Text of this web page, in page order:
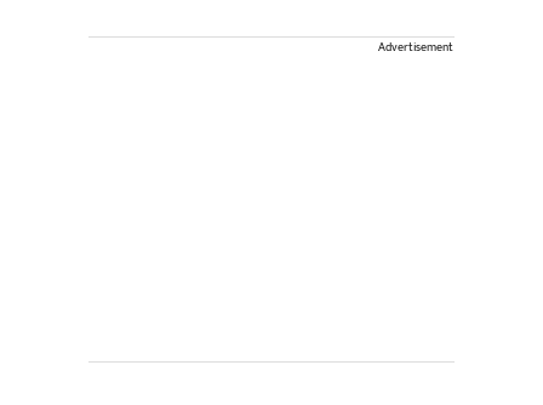
Advertisement